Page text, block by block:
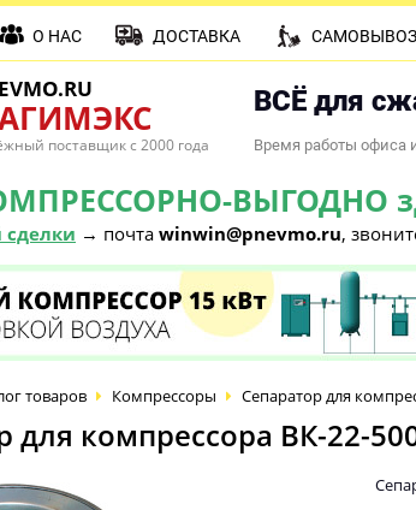
поставщик с 2000 года
ВСЁ для
Время работы офиса
ВЫГОДНО
сделки → почта winwin@pnevmo.ru,
О НАС ДОСТАВКА САМОВЫВОЗ
товаров Компрессоры Сепаратор для
для компрессора ВК-22-